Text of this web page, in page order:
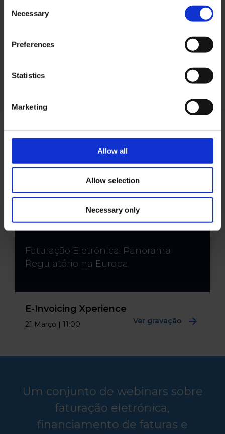
Selection
Necessary
Preferences
Statistics
Marketing
Allow all
Allow selection
Necessary only
Ver outras edições
Faturação Eletrónica: Panorama
Regulatório na Europa
E-Invoicing Xperience
Ver gravação
21 Março | 11:00
Um conjunto de webinars sobre
faturação eletrónica,
financiamento de faturas e